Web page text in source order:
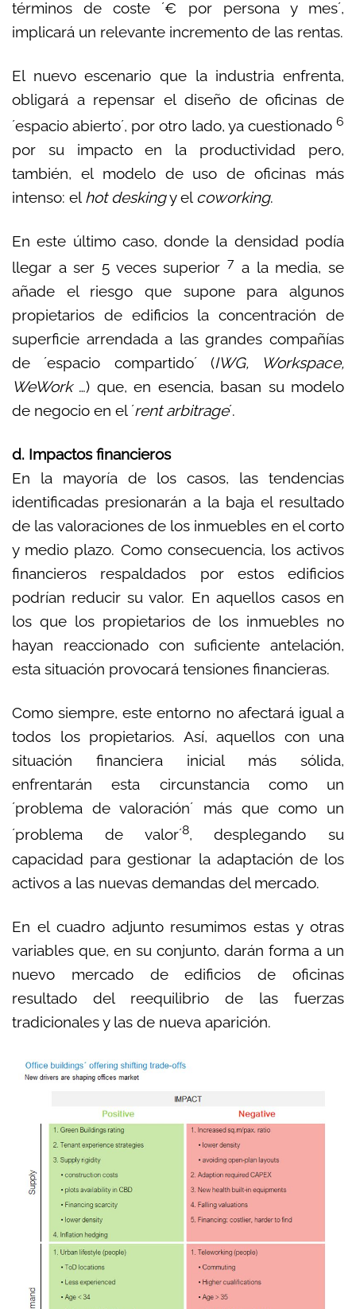
términos de coste ´€ por persona y mes´,
implicará un relevante incremento de las rentas.
El nuevo escenario que la industria enfrenta,
obligará a repensar el diseño de oficinas de
´espacio abierto´, por otro lado, ya cuestionado 6
por su impacto en la productividad pero,
también, el modelo de uso de oficinas más
intenso: el hot deskingy el coworking.
En este último caso, donde la densidad podía
llegar a ser 5 veces superior 7 a la media, se
añade el riesgo que supone para algunos
propietarios de edificios la concentración de
superficie arrendada a las grandes compañías
de ´espacio compartido´ (IWG, Workspace,
WeWork…) que, en esencia, basan su modelo
de negocio en el ´rent arbitrage´.
d. Impactos financieros
En la mayoría de los casos, las tendencias
identificadas presionarán a la baja el resultado
de las valoraciones de los inmuebles en el corto
y medio plazo. Como consecuencia, los activos
financieros respaldados por estos edificios
podrían reducir su valor. En aquellos casos en
los que los propietarios de los inmuebles no
hayan reaccionado con suficiente antelación,
esta situación provocará tensiones financieras.
Como siempre, este entorno no afectará igual a
todos los propietarios. Así, aquellos con una
situación financiera inicial más sólida,
enfrentarán esta circunstancia como un
´problema de valoración´ más que como un
´problema de valor´8, desplegando su
capacidad para gestionar la adaptación de los
activos a las nuevas demandas del mercado.
En el cuadro adjunto resumimos estas y otras
variables que, en su conjunto, darán forma a un
nuevo mercado de edificios de oficinas
resultado del reequilibrio de las fuerzas
tradicionales y las de nueva aparición.